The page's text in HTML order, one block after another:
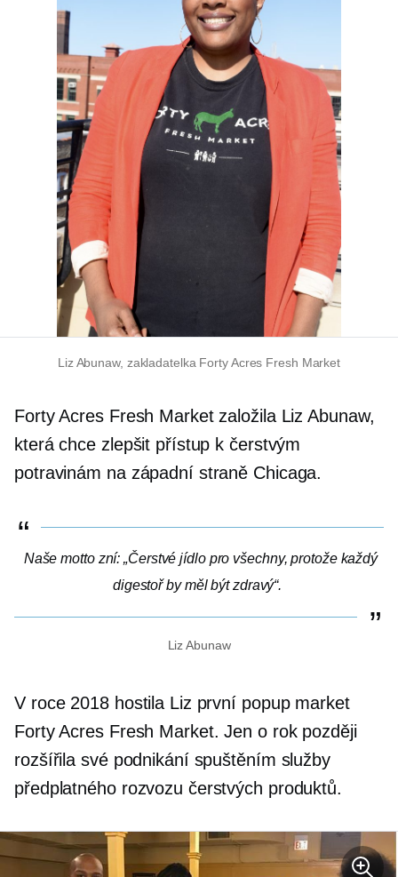
Liz Abunaw, zakladatelka Forty Acres Fresh Market
Forty Acres Fresh Market založila Liz Abunaw,
která chce zlepšit přístup k čerstvým
potravinám na západní straně Chicaga.
Naše motto zní: „Čerstvé jídlo pro všechny, protože každý
digestoř by měl být zdravý“.
Liz Abunaw
V roce 2018 hostila Liz první popup market
Forty Acres Fresh Market. Jen o rok později
rozšířila své podnikání spuštěním služby
předplatného rozvozu čerstvých produktů.